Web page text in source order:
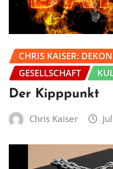
CHRIS KAISER:
GESELLSCHAFT
Der Kipppunkt
Chris Kaiser